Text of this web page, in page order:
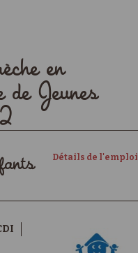
en
de Jeunes
Détails de l'emploi